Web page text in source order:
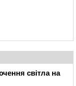
світла на